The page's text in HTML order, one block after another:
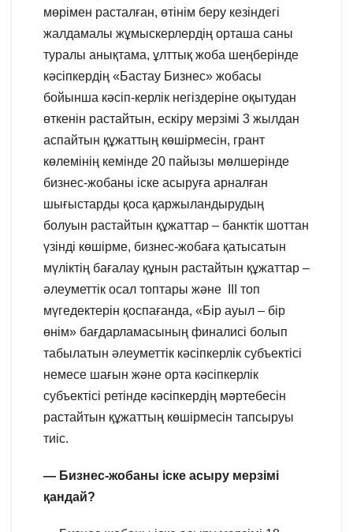
мөрімен расталған, өтінім беру кезіндегі
жалдамалы жұмыскерлердің орташа саны
туралы анықтама, ұлттық жоба шеңберінде
кәсіпкердің «Бастау Бизнес» жобасы
бойынша кәсіп-керлік негіздеріне оқытудан
өткенін растайтын, ескіру мерзімі 3 жылдан
аспайтын құжаттың көшірмесін, грант
көлемінің кемінде 20 пайызы мөлшерінде
бизнес-жобаны іске асыруға арналған
шығыстарды қоса қаржыландырудың
болуын растайтын құжаттар – банктік шоттан
үзінді көшірме, бизнес-жобаға қатысатын
мүліктің бағалау құнын растайтын құжаттар –
әлеуметтік осал топтары және III топ
мүгедектерін қоспағанда, «Бір ауыл – бір
өнім» бағдарламасының финалисі болып
табылатын әлеуметтік кәсіпкерлік субъектісі
немесе шағын және орта кәсіпкерлік
субъектісі ретінде кәсіпкердің мәртебесін
растайтын құжаттың көшірмесін тапсыруы
тиіс.
— Бизнес-жобаны іске асыру мерзімі
қандай?